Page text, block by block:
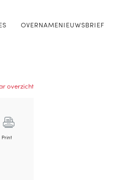
OVERNAMENIEUWSBRIEF
overzicht
Print